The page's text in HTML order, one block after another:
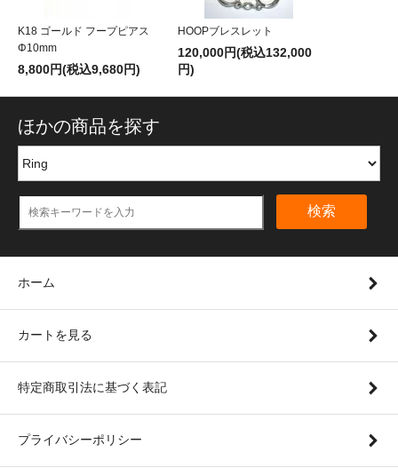
K18 ゴールド フープピアス
Φ10mm
8,800円(税込9,680円)
HOOPブレスレット
120,000円(税込132,000
円)
ほかの商品を探す
検索
ホーム
カートを見る
特定商取引法に基づく表記
プライバシーポリシー